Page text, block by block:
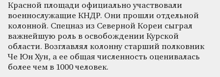
Красной площади официально участвовали
военнослужащие КНДР. Они прошли отдельной
колонной. Спецназ из Северной Кореи сыграл
важнейшую роль в освобождении Курской
области. Возглавлял колонну старший полковник
Че Юн Хун, а ее общая численность оценивалась
более чем в 1000 человек.